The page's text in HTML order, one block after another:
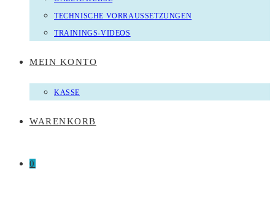
TECHNISCHE VORRAUSSETZUNGEN
TRAININGS-VIDEOS
MEIN KONTO
KASSE
WARENKORB
0